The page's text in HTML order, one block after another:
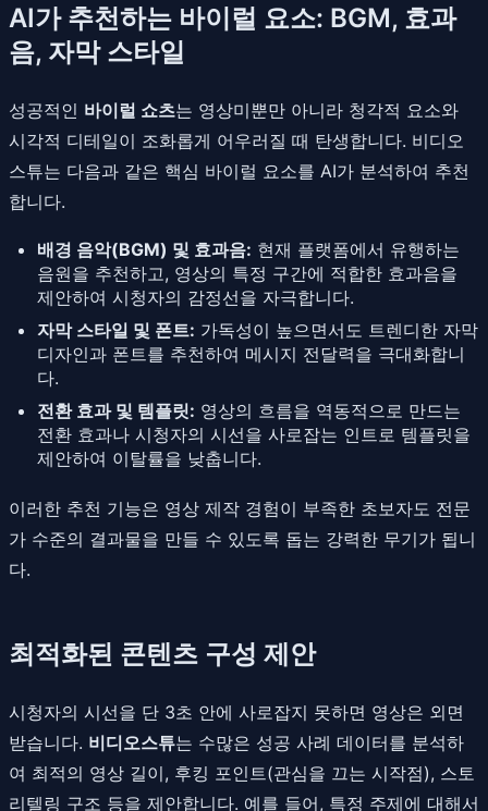
AI가 추천하는 바이럴 요소: BGM, 효과
음, 자막 스타일
성공적인 바이럴 쇼츠는 영상미뿐만 아니라 청각적 요소와
시각적 디테일이 조화롭게 어우러질 때 탄생합니다. 비디오
스튜는 다음과 같은 핵심 바이럴 요소를 AI가 분석하여 추천
합니다.
배경 음악(BGM) 및 효과음: 현재 플랫폼에서 유행하는
음원을 추천하고, 영상의 특정 구간에 적합한 효과음을
제안하여 시청자의 감정선을 자극합니다.
자막 스타일 및 폰트: 가독성이 높으면서도 트렌디한 자막
디자인과 폰트를 추천하여 메시지 전달력을 극대화합니
다.
전환 효과 및 템플릿: 영상의 흐름을 역동적으로 만드는
전환 효과나 시청자의 시선을 사로잡는 인트로 템플릿을
제안하여 이탈률을 낮춥니다.
이러한 추천 기능은 영상 제작 경험이 부족한 초보자도 전문
가 수준의 결과물을 만들 수 있도록 돕는 강력한 무기가 됩니
다.
최적화된 콘텐츠 구성 제안
시청자의 시선을 단 3초 안에 사로잡지 못하면 영상은 외면
받습니다. 비디오스튜는 수많은 성공 사례 데이터를 분석하
여 최적의 영상 길이, 후킹 포인트(관심을 끄는 시작점), 스토
리텔링 구조 등을 제안합니다. 예를 들어, 특정 주제에 대해서